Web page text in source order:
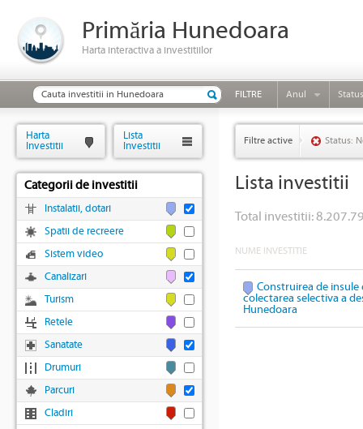
Primăria Hunedoara
Harta interactiva a investitiilor
FILTRE Anul Status
Filtre active Status:
Lista investitii
Total investitii:
NUME INVESTITIE
Construirea de
colectarea selectiva a
Hunedoara
Harta
Investitii
Lista
Investitii
Categorii de investitii
Instalatii, dotari
Spatii de recreere
Sistem video
Canalizari
Turism
Retele
Sanatate
Drumuri
Parcuri
Cladiri